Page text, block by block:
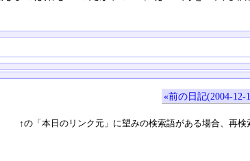
«前の日記(2004-12-
↑の「本日のリンク元」に望みの検索語がある場合、再